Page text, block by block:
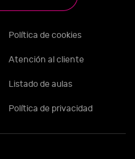
Política de cookies
Atención al cliente
Listado de aulas
Política de privacidad